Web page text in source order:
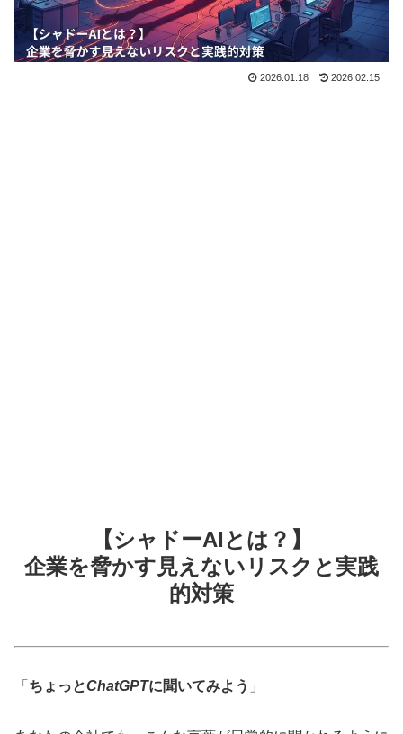
2026.01.18 2026.02.15
【シャドーAIとは？】
企業を脅かす見えないリスクと実践
的対策
「 ちょっとChatGPTに聞いてみよう 」